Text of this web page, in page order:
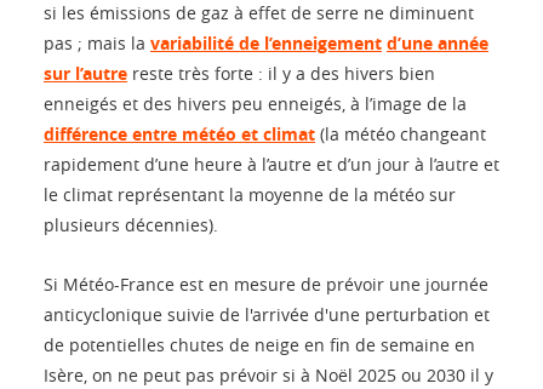
si les émissions de gaz à effet de serre ne diminuent
pas ; mais la variabilité de l’enneigement d’une année
sur l’autre reste très forte : il y a des hivers bien
enneigés et des hivers peu enneigés, à l’image de la
différence entre météo et climat (la météo changeant
rapidement d’une heure à l’autre et d’un jour à l’autre et
le climat représentant la moyenne de la météo sur
plusieurs décennies).
Si Météo-France est en mesure de prévoir une journée
anticyclonique suivie de l'arrivée d'une perturbation et
de potentielles chutes de neige en fin de semaine en
Isère, on ne peut pas prévoir si à Noël 2025 ou 2030 il y